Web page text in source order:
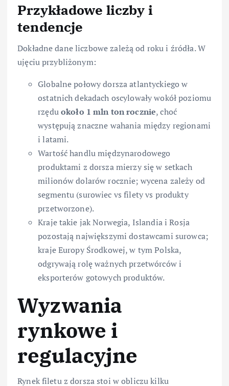
Przykładowe liczby i
tendencje
Dokładne dane liczbowe zależą od roku i źródła. W
ujęciu przybliżonym:
Globalne połowy dorsza atlantyckiego w
ostatnich dekadach oscylowały wokół poziomu
rzęduokoło 1 mln ton rocznie, choć
występują znaczne wahania między regionami
i latami.
Wartość handlu międzynarodowego
produktami z dorsza mierzy się w setkach
milionów dolarów rocznie; wycena zależy od
segmentu (surowiec vs filety vs produkty
przetworzone).
Kraje takie jak Norwegia, Islandia i Rosja
pozostają największymi dostawcami surowca;
kraje Europy Środkowej, w tym Polska,
odgrywają rolę ważnych przetwórców i
eksporterów gotowych produktów.
Wyzwania
rynkowe i
regulacyjne
Rynek filetu z dorsza stoi w obliczu kilku